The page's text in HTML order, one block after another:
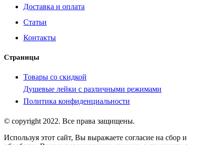
Доставка и оплата
Статьи
Контакты
Страницы
Товары со скидкой
Душевые лейки с различными режимами
Политика конфиденциальности
© copyright 2022. Все права защищены.
Используя этот сайт, Вы выражаете согласие на сбор и